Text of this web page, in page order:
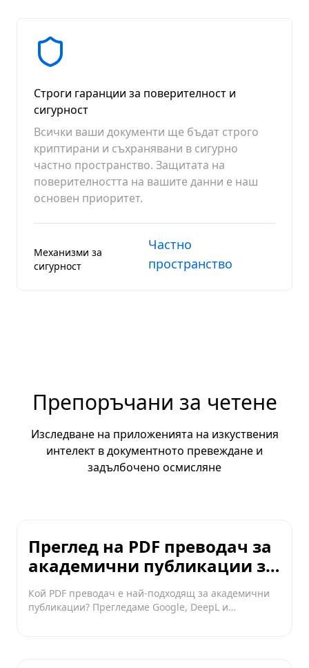
Строги гаранции за поверителност и
сигурност
Всички ваши документи ще бъдат строго
криптирани и съхранявани в сигурно
частно пространство. Защитата на
поверителността на вашите данни е наш
основен приоритет.
Механизми за
сигурност
Частно
пространство
Препоръчани за четене
Изследване на приложенията на изкуствения
интелект в документното превеждане и
задълбочено осмисляне
Преглед на PDF преводач за
академични публикации за
2026 г.: Google срещу DeepL
срещу ShangYiAI
Кой PDF преводач е най-подходящ за академични
публикации? Прегледаме Google, DeepL и